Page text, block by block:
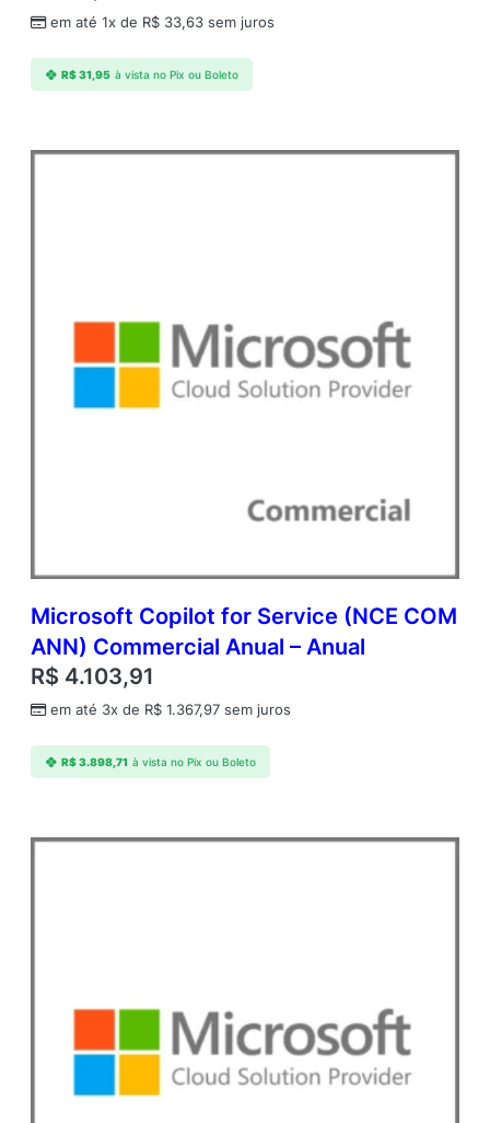
em até 1x de R$ 33,63 sem juros
R$31,95 à vista no Pix ou Boleto
Microsoft Copilot for Service (NCE COM
ANN) Commercial Anual – Anual
R$ 4.103,91
em até 3x de R$ 1.367,97 sem juros
R$3.898,71 à vista no Pix ou Boleto